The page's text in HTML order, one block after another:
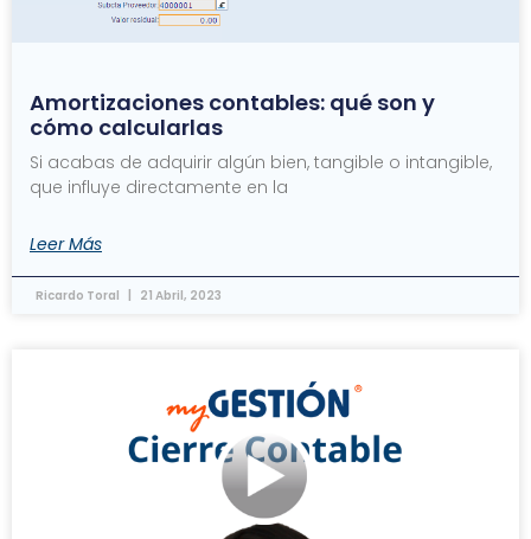
Amortizaciones contables: qué son y
cómo calcularlas
Si acabas de adquirir algún bien, tangible o intangible,
que influye directamente en la
Leer Más
Ricardo Toral 21 Abril, 2023